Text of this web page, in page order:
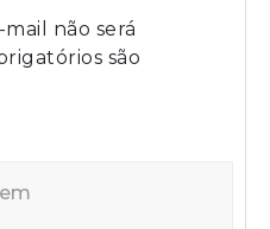
não será
são